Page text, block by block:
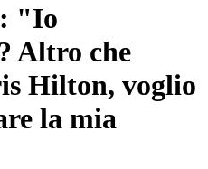
"Io
Altro che
Hilton, voglio
la mia